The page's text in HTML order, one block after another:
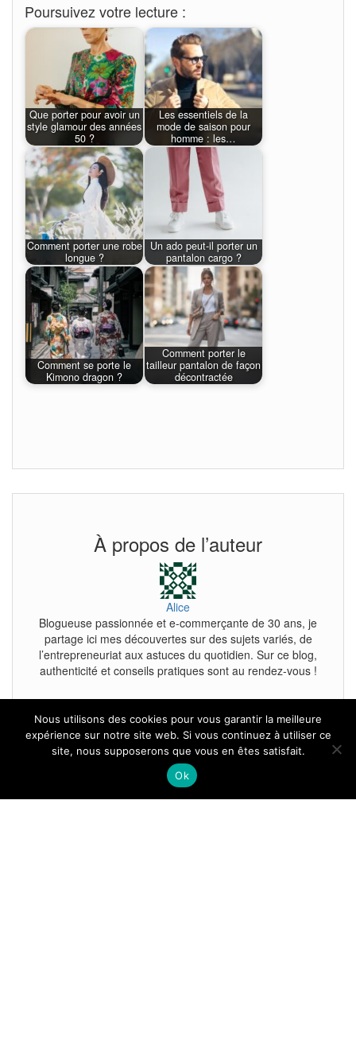
Poursuivez votre lecture :
Que porter pour avoir un
style glamour des années
50 ?
Les essentiels de la
mode de saison pour
homme : les…
Comment porter une robe
longue ?
Un ado peut-il porter un
pantalon cargo ?
Comment se porte le
Kimono dragon ?
Comment porter le
tailleur pantalon de façon
décontractée
À propos de l’auteur
Alice
Blogueuse passionnée et e-commerçante de 30 ans, je
partage ici mes découvertes sur des sujets variés, de
l’entrepreneuriat aux astuces du quotidien. Sur ce blog,
authenticité et conseils pratiques sont au rendez-vous !
Tous droits reservés.
Nous utilisons des cookies pour vous garantir la meilleure
expérience sur notre site web. Si vous continuez à utiliser ce
site, nous supposerons que vous en êtes satisfait.
Ok